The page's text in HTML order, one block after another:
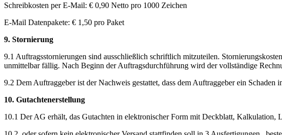
Schreibkosten per E-Mail: € 0,90 Netto pro 1000 Zeichen
E-Mail Datenpakete: € 1,50 pro Paket
9. Stornierung
9.1 Auftragsstornierungen sind ausschließlich schriftlich mitzuteilen.
unmittelbar fällig. Nach Beginn der Auftragsdurchführung wird der vollständige
9.2 Dem Auftraggeber ist der Nachweis gestattet, dass dem Auftraggeber ein Schaden
10. Gutachtenerstellung
10.1 Der AG erhält, das Gutachten in elektronischer Form mit Deckblatt, Kalkulation,